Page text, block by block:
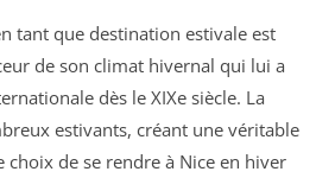
tant que destination estivale est
de son climat hivernal qui lui a
dès le XIXe siècle. La
estivants, créant une véritable
choix de se rendre à Nice en hiver